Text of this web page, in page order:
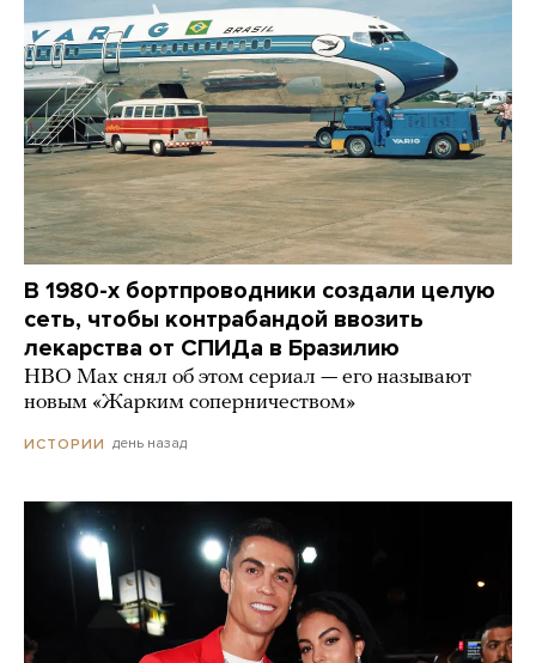
В 1980-х бортпроводники создали целую
сеть, чтобы контрабандой ввозить
лекарства от СПИДа в Бразилию
HBO Max снял об этом сериал — его называют
новым «Жарким соперничеством»
ИСТОРИИ день назад